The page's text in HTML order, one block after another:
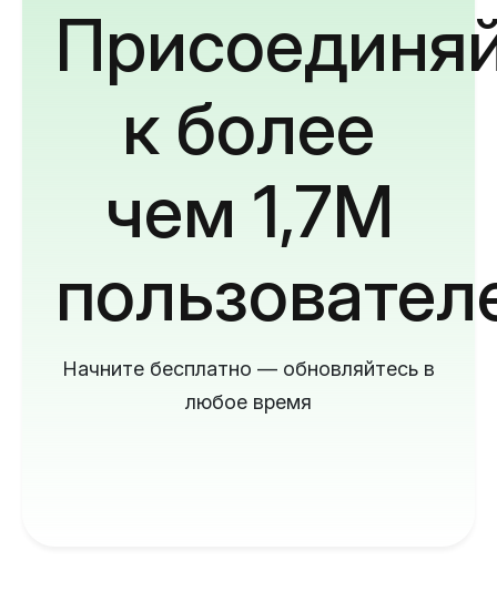
к более
чем 1,7M
Начните бесплатно — обновляйтесь в
любое время